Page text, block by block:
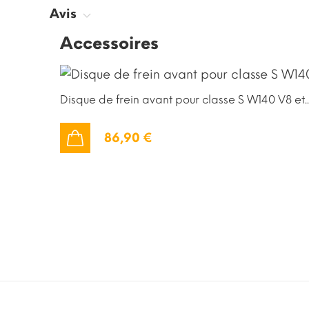
Avis
Accessoires
Disque de frein avant pour classe S W140 V8
86,90 €